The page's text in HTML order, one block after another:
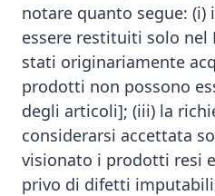
notare quanto segue:
essere restituiti solo nel
stati originariamente
prodotti non possono
degli articoli]; (iii) la
considerarsi accettata
visionato i prodotti resi
privo di difetti